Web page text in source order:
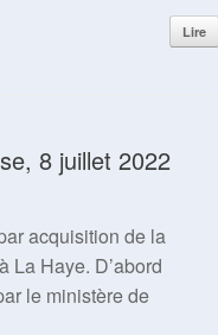
Lire
8 juillet 2022
acquisition de la
La Haye. D’abord
le ministère de